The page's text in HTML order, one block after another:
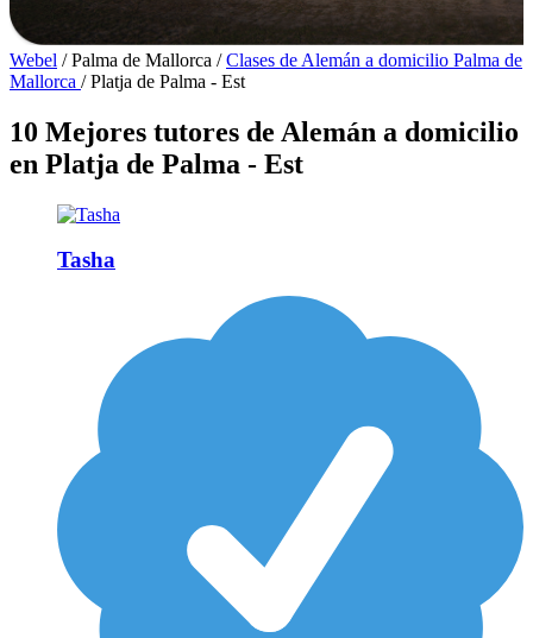
Webel / Palma de Mallorca / Clases de Alemán a domicilio Palma de
Mallorca / Platja de Palma - Est
10 Mejores tutores de Alemán a domicilio
en Platja de Palma - Est
Tasha